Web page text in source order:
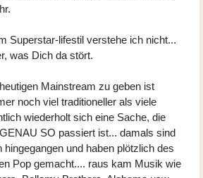
Superstar-lifestil verstehe ich nicht...
was Dich da stört.
Mainstream zu geben ist
noch viel traditioneller als viele
wiederholt sich eine Sache, die
SO passiert ist... damals sind
und haben plötzlich des
Pop gemacht.... raus kam Musik wie